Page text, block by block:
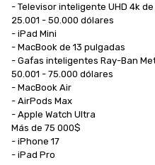
- Televisor inteligente UHD 4k
25.001 - 50.000 dólares
- iPad Mini
- MacBook de 13 pulgadas
- Gafas inteligentes Ray-Ban
50.001 - 75.000 dólares
- MacBook Air
- AirPods Max
- Apple Watch Ultra
Más de 75 000$
- iPhone 17
- iPad Pro